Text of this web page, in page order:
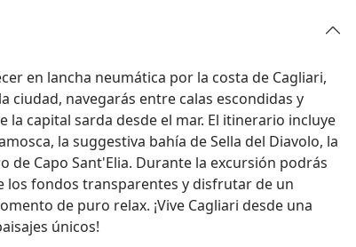
en lancha neumática por la costa de Cagliari,
ciudad, navegarás entre calas escondidas y
capital sarda desde el mar. El itinerario incluye
la suggestiva bahía de Sella del Diavolo, la
de Capo Sant'Elia. Durante la excursión podrás
los fondos transparentes y disfrutar de un
de puro relax. ¡Vive Cagliari desde una
únicos!